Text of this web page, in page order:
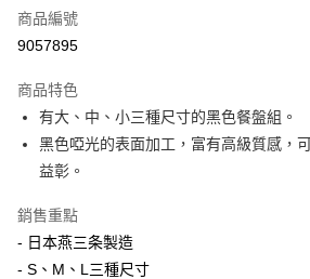
悠遊付
全盈+PAY
大哥付你分期
相關說明
1.本服務由台灣大哥大提供，台灣大哥大用戶可立
流程，驗證手機門號後，選擇欲分期的期數、繳
成交易。
ATM付款
商品編號
9057895
商品特色
有大、中、小三種尺寸的黑色餐盤組。
黑色啞光的表面加工，富有高級質感，
益彰。
銷售重點
- 日本燕三条製造
- S、M、L三種尺寸